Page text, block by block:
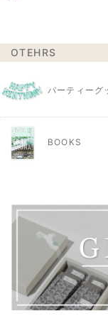
OTEHRS
パーティーグ
BOOKS